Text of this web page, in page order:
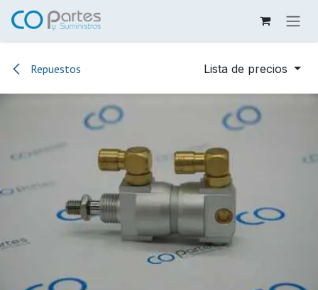
Ir al contenido
Repuestos Lista de precios